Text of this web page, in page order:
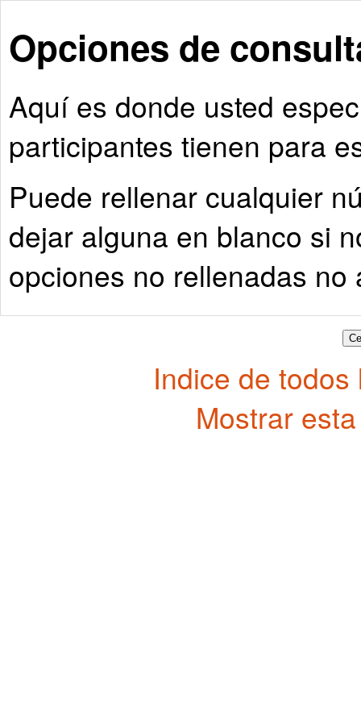
Opciones de
Aquí es donde usted
participantes tienen para
Puede rellenar cualquier
dejar alguna en blanco si
opciones no rellenadas
Indice de
Mostrar